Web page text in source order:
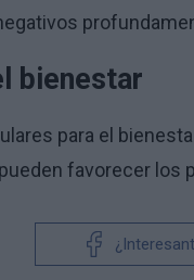
bienestar
para el
favorecer los